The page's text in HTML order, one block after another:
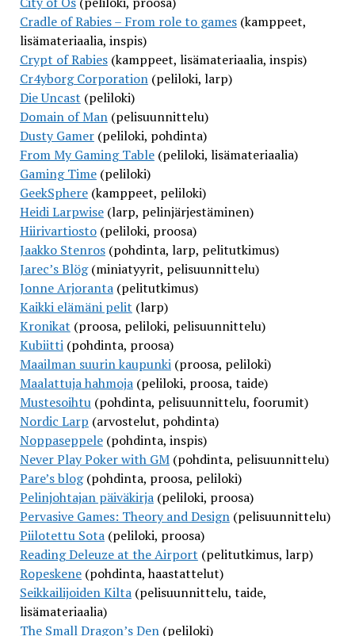
Cradle of Rabies – From role to games(kamppeet,
lisämateriaalia, inspis)
Crypt of Rabies(kamppeet, lisämateriaalia, inspis)
Cr4yborg Corporation(peliloki, larp)
Die Uncast (peliloki)
Domain of Man(pelisuunnittelu)
Dusty Gamer(peliloki, pohdinta)
From My Gaming Table(peliloki, lisämateriaalia)
Gaming Time(peliloki)
GeekSphere(kamppeet, peliloki)
Heidi Larpwise(larp, pelinjärjestäminen)
Hiirivartiosto(peliloki, proosa)
Jaakko Stenros(pohdinta, larp, pelitutkimus)
Jarec’s Blög(miniatyyrit, pelisuunnittelu)
Jonne Arjoranta(pelitutkimus)
Kaikki elämäni pelit (larp)
Kronikat (proosa, peliloki, pelisuunnittelu)
Kubiitti(pohdinta, proosa)
Maailman suurin kaupunki(proosa, peliloki)
Maalattuja hahmoja(peliloki, proosa, taide)
Mustesoihtu(pohdinta, pelisuunnittelu, foorumit)
Nordic Larp (arvostelut, pohdinta)
Noppaseppele(pohdinta, inspis)
Never Play Poker with GM(pohdinta, pelisuunnittelu)
Pare’s blog(pohdinta, proosa, peliloki)
Pelinjohtajan päiväkirja(peliloki, proosa)
Pervasive Games: Theory and Design(pelisuunnittelu)
Piilotettu Sota(peliloki, proosa)
Reading Deleuze at the Airport (pelitutkimus, larp)
Ropeskene(pohdinta, haastattelut)
Seikkailijoiden Kilta(pelisuunnittelu, taide,
lisämateriaalia)
The Small Dragon’s Den(peliloki)